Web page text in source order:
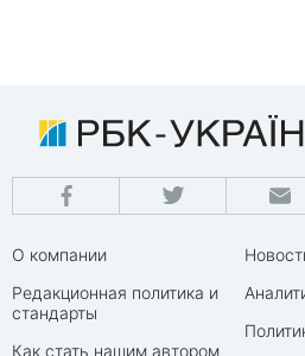
О компании
Редакционная политика и
стандарты
Как стать нашим автором